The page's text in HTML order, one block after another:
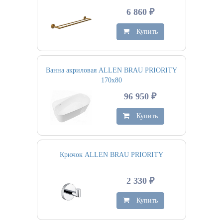
6 860 ₽
Купить
Ванна акриловая ALLEN BRAU PRIORITY
170х80
96 950 ₽
Купить
Крючок ALLEN BRAU PRIORITY
2 330 ₽
Купить